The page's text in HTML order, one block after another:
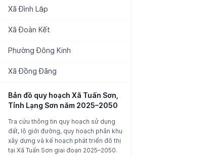
Xã Đình Lập
Xã Đoàn Kết
Phường Đông Kinh
Xã Đồng Đăng
Bản đồ quy hoạch Xã Tuấn Sơn,
Tỉnh Lạng Sơn năm 2025–2050
Tra cứu thông tin quy hoạch sử dụng
đất, lộ giới đường, quy hoạch phân khu
xây dựng và kế hoạch phát triển đô thị
tại Xã Tuấn Sơn giai đoạn 2025–2050.